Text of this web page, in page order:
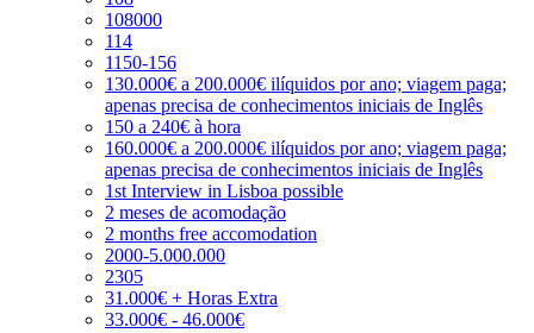
108000
114
1150-156
130.000€ a 200.000€ ilíquidos por ano; viagem paga;
apenas precisa de conhecimentos iniciais de Inglês
150 a 240€ à hora
160.000€ a 200.000€ ilíquidos por ano; viagem paga;
apenas precisa de conhecimentos iniciais de Inglês
1st Interview in Lisboa possible
2 meses de acomodação
2 months free accomodation
2000-5.000.000
2305
31.000€ + Horas Extra
33.000€ - 46.000€